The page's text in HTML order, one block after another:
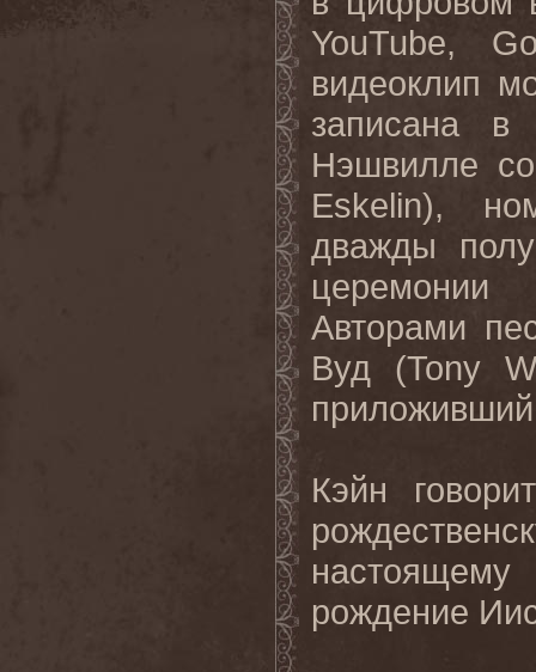
YouTube,
видеоклип
записана
Нэшвилле
Eskelin),
дважды
Авторами
Вуд (Tony
Кэйн
настоящему
рождение